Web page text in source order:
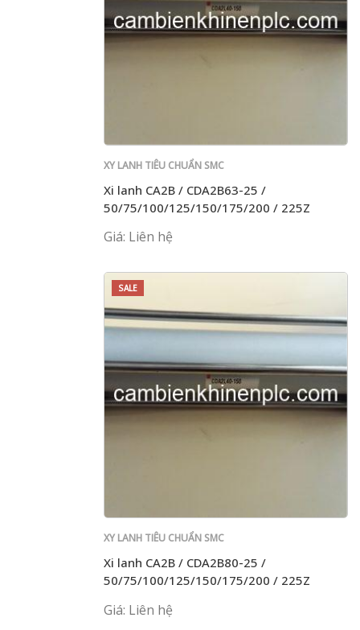
XY LANH TIÊU CHUẨN SMC
Xi lanh CA2B / CDA2B63-25 /
50/75/100/125/150/175/200 / 225Z
Giá: Liên hệ
SALE
XY LANH TIÊU CHUẨN SMC
Xi lanh CA2B / CDA2B80-25 /
50/75/100/125/150/175/200 / 225Z
Giá: Liên hệ